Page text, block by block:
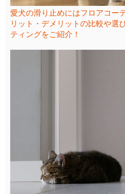
愛犬の滑り止めにはフロアコー
リット・デメリットの比較や選
ティングをご紹介！